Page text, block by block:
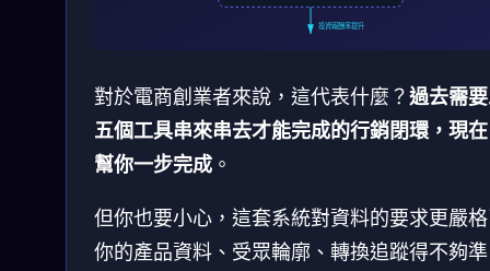
投資報酬率提升
對於電商創業者來說，這代表什麼？過去需
五個工具串來串去才能完成的行銷閉環，現
幫你一步完成 。
但你也要小心，這套系統對資料的要求更嚴
你的產品資料、受眾輪廓、轉換追蹤得不夠